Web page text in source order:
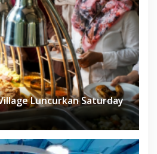
Luncurkan Saturday